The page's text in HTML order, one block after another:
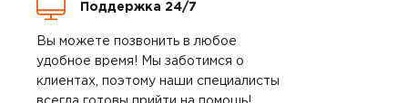
Поддержка 24/7
Вы можете позвонить в любое
удобное время! Мы заботимся о
клиентах, поэтому наши специалисты
всегда готовы прийти на помощь!